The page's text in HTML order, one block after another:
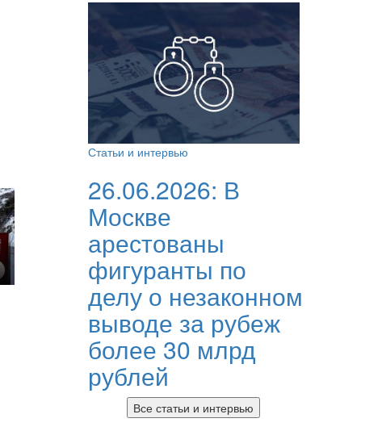
Статьи и интервью
26.06.2026: В
Москве
арестованы
фигуранты по
делу о незаконном
выводе за рубеж
более 30 млрд
рублей
Все статьи и интервью